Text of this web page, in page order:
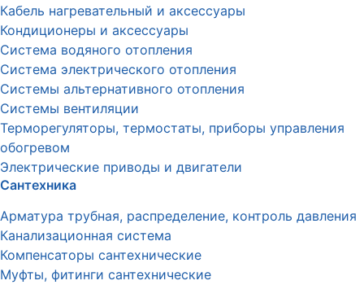
Кабель нагревательный и аксессуары
Кондиционеры и аксессуары
Система водяного отопления
Система электрического отопления
Системы альтернативного отопления
Системы вентиляции
Терморегуляторы, термостаты, приборы управления
обогревом
Электрические приводы и двигатели
Сантехника
Арматура трубная, распределение, контроль давления
Канализационная система
Компенсаторы сантехнические
Муфты, фитинги сантехнические